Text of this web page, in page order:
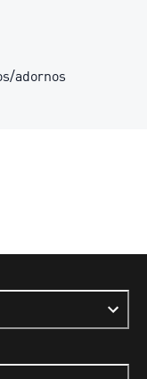
adornos